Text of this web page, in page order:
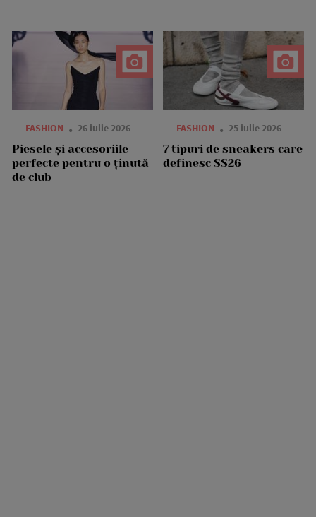
— FASHION 26 iulie 2026
Piesele și accesoriile
perfecte pentru o ținută
de club
— FASHION 25 iulie 2026
7 tipuri de sneakers care
definesc SS26